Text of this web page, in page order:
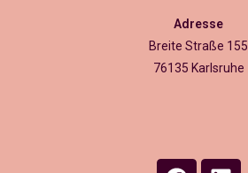
Adresse
Breite Straße 155
76135 Karlsruhe